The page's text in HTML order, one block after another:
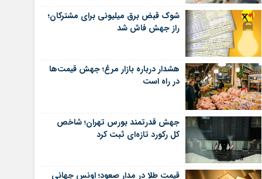
شوک قبض برق میلیونی برای مشترکان؛
راز جهش فاش شد
هشدار درباره بازار مرغ؛ جهش قیمت‌ها
در راه است
جهش قدرتمند بورس تهران؛ شاخص
کل رکورد تازه‌ای ثبت کرد
قیمت طلا در مدار صعود؛ اونس جهانی